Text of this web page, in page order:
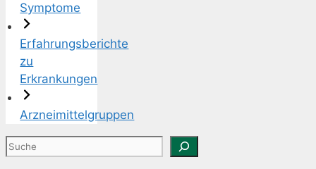
Symptome
Erfahrungsberichte
zu
Erkrankungen
Arzneimittelgruppen
Suchen